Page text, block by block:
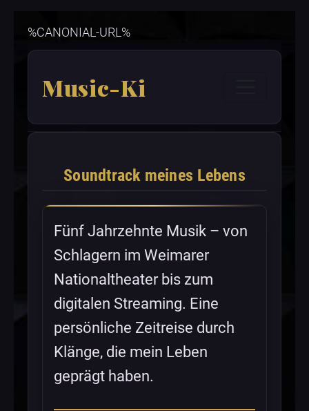
%CANONIAL-URL%
Music-Ki
Soundtrack meines Lebens
Fünf Jahrzehnte Musik – von
Schlagern im Weimarer
Nationaltheater bis zum
digitalen Streaming. Eine
persönliche Zeitreise durch
Klänge, die mein Leben
geprägt haben.